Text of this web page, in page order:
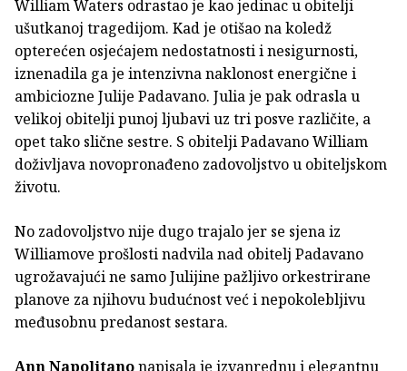
William Waters odrastao je kao jedinac u obitelji
ušutkanoj tragedijom. Kad je otišao na koledž
opterećen osjećajem nedostatnosti i nesigurnosti,
iznenadila ga je intenzivna naklonost energične i
ambiciozne Julije Padavano. Julia je pak odrasla u
velikoj obitelji punoj ljubavi uz tri posve različite, a
opet tako slične sestre. S obitelji Padavano William
doživljava novopronađeno zadovoljstvo u obiteljskom
životu.
No zadovoljstvo nije dugo trajalo jer se sjena iz
Williamove prošlosti nadvila nad obitelj Padavano
ugrožavajući ne samo Julijine pažljivo orkestrirane
planove za njihovu budućnost već i nepokolebljivu
međusobnu predanost sestara.
Ann Napolitanonapisala je izvanrednu i elegantnu